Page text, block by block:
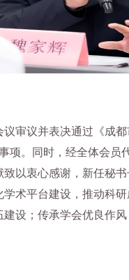
审议并表决通过《成
项。同时，经全体会
以衷心感谢，新任秘
术平台建设，推动科
设；传承学会优良作